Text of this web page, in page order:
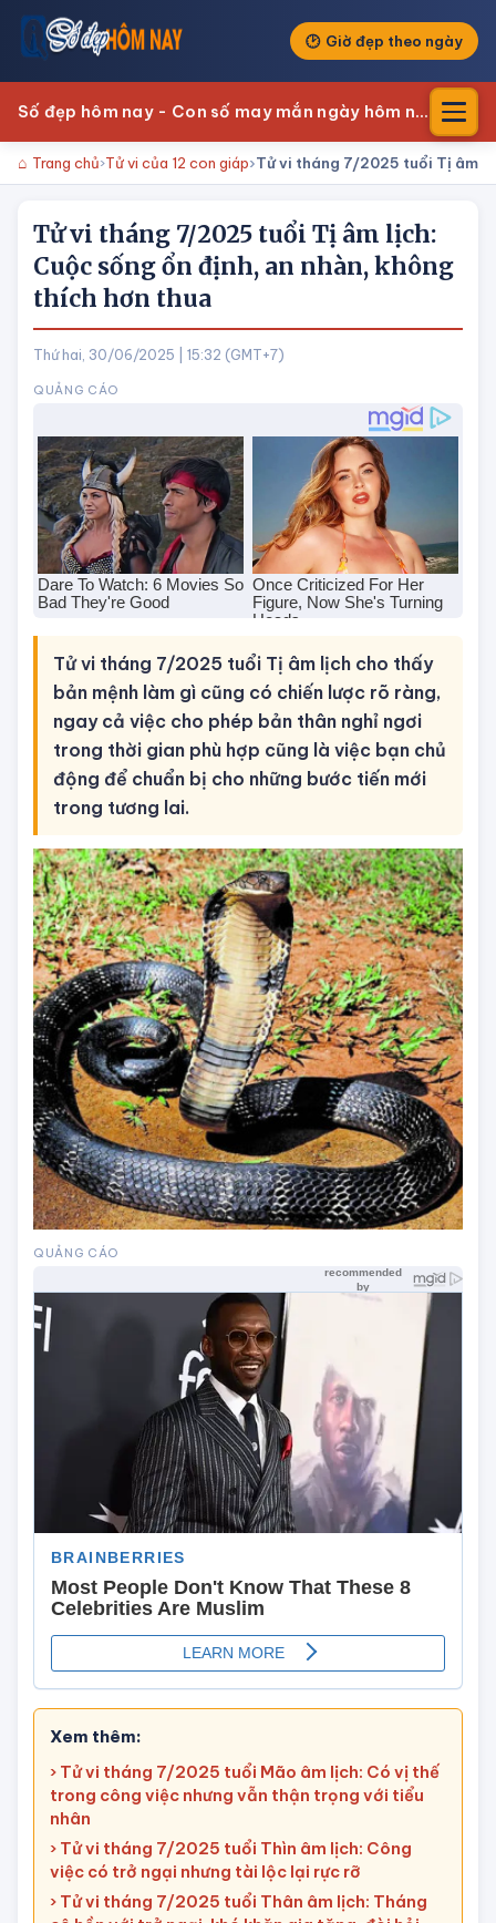
Giờ đẹp theo ngày
Số đẹp hôm nay - Con số may mắn ngày hôm nay
Trang chủ Tử vi của 12 con giáp Tử vi tháng 7/2025 tuổi Tị âm
Tử vi tháng 7/2025 tuổi Tị âm lịch:
Cuộc sống ổn định, an nhàn, không
thích hơn thua
Thứ hai, 30/06/2025 | 15:32 (GMT+7)
Tử vi tháng 7/2025 tuổi Tị âm lịch cho thấy
bản mệnh làm gì cũng có chiến lược rõ ràng,
ngay cả việc cho phép bản thân nghỉ ngơi
trong thời gian phù hợp cũng là việc bạn chủ
trong tương lai.
Xem thêm:
› Tử vi tháng 7/2025 tuổi Mão âm lịch: Có vị thế
trong công việc nhưng vẫn thận trọng với tiểu
nhân
› Tử vi tháng 7/2025 tuổi Thìn âm lịch: Công
việc có trở ngại nhưng tài lộc lại rực rỡ